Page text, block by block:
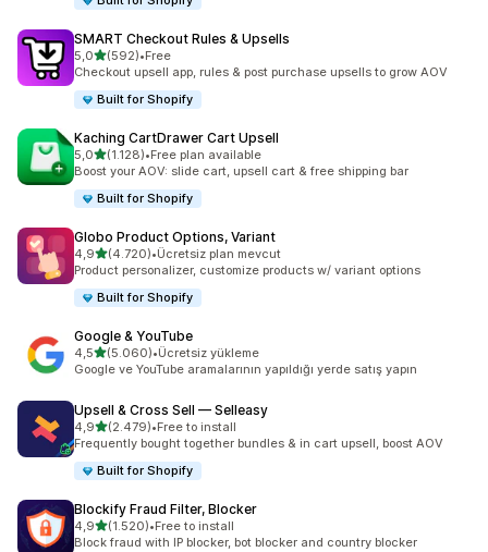
SMART Checkout Rules & Upsells
5,05 yıldız üzerinden
(592)
toplam 592 değerlendirme
•Free
Checkout upsell app, rules & post purchase upsells to grow AOV
Built for Shopify
Kaching CartDrawer Cart Upsell
5,05 yıldız üzerinden
(1.128)
toplam 1128 değerlendirme
•Free plan available
Boost your AOV: slide cart, upsell cart & free shipping bar
Built for Shopify
Globo Product Options, Variant
4,95 yıldız üzerinden
(4.720)
toplam 4720 değerlendirme
•Ücretsiz plan mevcut
Product personalizer, customize products w/ variant options
Built for Shopify
Google & YouTube
4,55 yıldız üzerinden
(5.060)
toplam 5060 değerlendirme
•Ücretsiz yükleme
Google ve YouTube aramalarının yapıldığı yerde satış yapın
Upsell & Cross Sell — Selleasy
4,95 yıldız üzerinden
(2.479)
toplam 2479 değerlendirme
•Free to install
Frequently bought together bundles & in cart upsell, boost AOV
Built for Shopify
Blockify Fraud Filter, Blocker
4,95 yıldız üzerinden
(1.520)
toplam 1520 değerlendirme
•Free to install
Block fraud with IP blocker, bot blocker and country blocker